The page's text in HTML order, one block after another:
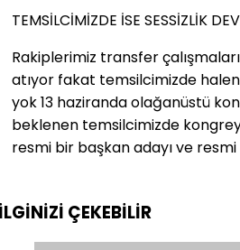
TEMSİLCİMİZDE İSE SESSİZLİK
Rakiplerimiz transfer
atıyor fakat temsilcimizde
yok 13 haziranda olağanüstü
beklenen temsilcimizde
resmi bir başkan adayı ve
ÇEKEBİLİR